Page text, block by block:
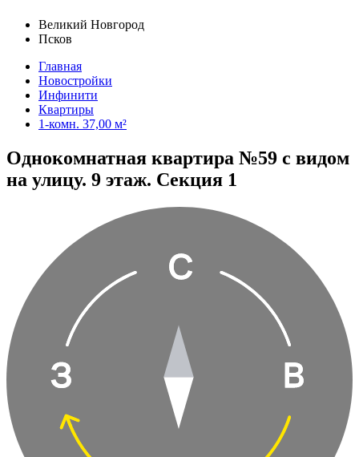
Великий Новгород
Псков
Главная
Новостройки
Инфинити
Квартиры
1-комн. 37,00 м²
Однокомнатная квартира №59 с видом
на улицу. 9 этаж. Секция 1